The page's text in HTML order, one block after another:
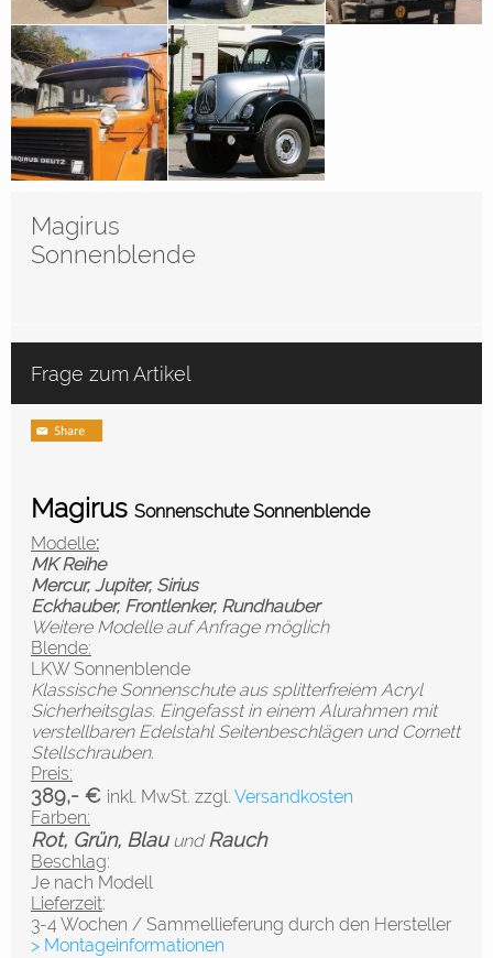
Magirus
Sonnenblende
Frage zum Artikel
Magirus Sonnenschute Sonnenblende
Modelle:
MK Reihe
Mercur, Jupiter, Sirius
Eckhauber, Frontlenker, Rundhauber
Weitere Modelle auf Anfrage möglich
Blende:
LKW Sonnenblende
Klassische Sonnenschute aus splitterfreiem Acryl
Sicherheitsglas. Eingefasst in einem Alurahmen mit
verstellbaren Edelstahl Seitenbeschlägen und Cornett
Stellschrauben.
Preis:
389,- € inkl. MwSt. zzgl. Versandkosten
Farben:
Rot, Grün, Blau und Rauch
Beschlag:
Je nach Modell
Lieferzeit:
3-4 Wochen / Sammellieferung durch den Hersteller
> Montageinformationen